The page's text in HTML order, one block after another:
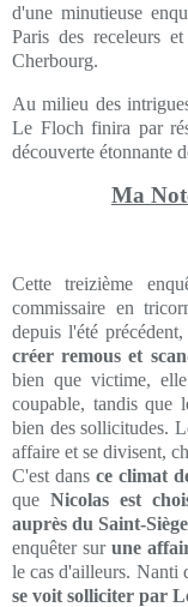
d'une minutieuse
Paris des receleurs
Cherbourg.
Au milieu des
Le Floch finira par
découverte étonnante
Ma
Cette treizième
commissaire en
depuis l'été précédent,
créer remous et
bien que victime,
coupable, tandis que
bien des sollicitudes.
affaire et se divisent,
C'est dans ce climat
que Nicolas est
auprès du Saint-Siège
enquêter surune
le cas d'ailleurs. Nanti
se voit solliciter par